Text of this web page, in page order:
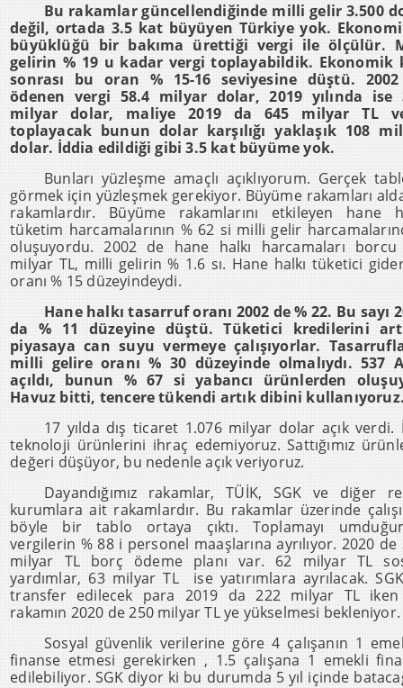
Bu rakamlar güncellendiğinde milli gelir 3.500
değil, ortada 3.5 kat büyüyen Türkiye yok.
büyüklüğü bir bakıma ürettiği vergi ile ölçülür.
gelirin % 19 u kadar vergi toplayabildik. Ekonomik
sonrası bu oran % 15-16 seviyesine düştü.
ödenen vergi 58.4 milyar dolar, 2019 yılında ise
milyar dolar, maliye 2019 da 645 milyar TL
toplayacak bunun dolar karşılığı yaklaşık 108
dolar. İddia edildiği gibi 3.5 kat büyüme yok.
Bunları yüzleşme amaçlı açıklıyorum. Gerçek
görmek için yüzleşmek gerekiyor. Büyüme rakamları
rakamlardır. Büyüme rakamlarını etkileyen hane
tüketim harcamalarının % 62 si milli gelir
oluşuyordu. 2002 de hane halkı harcamaları borcu
milyar TL, milli gelirin % 1.6 sı. Hane halkı tüketici
oranı % 15 düzeyindeydi.
Hane halkı tasarruf oranı 2002 de % 22. Bu sayı
da % 11 düzeyine düştü. Tüketici kredilerini
piyasaya can suyu vermeye çalışıyorlar.
milli gelire oranı % 30 düzeyinde olmalıydı. 537
açıldı, bunun % 67 si yabancı ürünlerden
Havuz bitti, tencere tükendi artık dibini
17 yılda dış ticaret 1.076 milyar dolar açık verdi.
teknoloji ürünlerini ihraç edemiyoruz. Sattığımız
değeri düşüyor, bu nedenle açık veriyoruz.
Dayandığımız rakamlar, TÜİK, SGK ve diğer
kurumlara ait rakamlardır. Bu rakamlar üzerinde
böyle bir tablo ortaya çıktı. Toplamayı
vergilerin % 88 i personel maaşlarına ayrılıyor. 2020 de
milyar TL borç ödeme planı var. 62 milyar TL
yardımlar, 63 milyar TL ise yatırımlara ayrılacak.
transfer edilecek para 2019 da 222 milyar TL
rakamın 2020 de 250 milyar TL ye yükselmesi bekleniyor.
Sosyal güvenlik verilerine göre 4 çalışanın 1
finanse etmesi gerekirken , 1.5 çalışana 1 emekli
edilebiliyor. SGK diyor ki bu durumda 5 yıl içinde